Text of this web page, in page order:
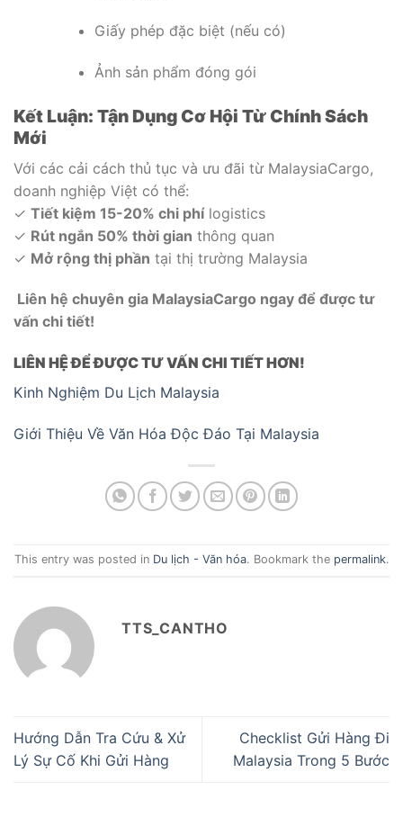
Giấy phép đặc biệt (nếu có)
Ảnh sản phẩm đóng gói
Kết Luận: Tận Dụng Cơ Hội Từ Chính Sách
Mới
Với các cải cách thủ tục và ưu đãi từ MalaysiaCargo,
doanh nghiệp Việt có thể:
✓ Tiết kiệm 15-20% chi phílogistics
✓ Rút ngắn 50% thời gian thông quan
✓ Mở rộng thị phần tại thị trường Malaysia
Liên hệ chuyên gia MalaysiaCargo ngay để được tư
vấn chi tiết!
LIÊN HỆ ĐỂ ĐƯỢC TƯ VẤN CHI TIẾT HƠN!
Kinh Nghiệm Du Lịch Malaysia
Giới Thiệu Về Văn Hóa Độc Đáo Tại Malaysia
This entry was posted in Du lịch - Văn hóa. Bookmark the permalink.
TTS_CANTHO
Hướng Dẫn Tra Cứu & Xử
Lý Sự Cố Khi Gửi Hàng
Checklist Gửi Hàng Đi
Malaysia Trong 5 Bước